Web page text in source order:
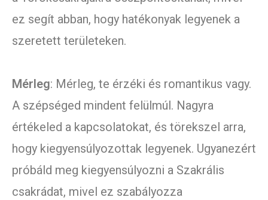
ez segít abban, hogy hatékonyak legyenek a
szeretett területeken.
Mérleg: Mérleg, te érzéki és romantikus vagy.
A szépséged mindent felülmúl. Nagyra
értékeled a kapcsolatokat, és törekszel arra,
hogy kiegyensúlyozottak legyenek. Ugyanezért
próbáld meg kiegyensúlyozni a Szakrális
csakrádat, mivel ez szabályozza